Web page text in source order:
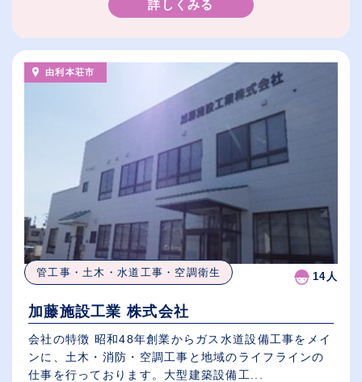
詳しくみる
由利本荘市
管工事・土木・水道工事・空調衛生 14人
加藤施設工業 株式会社
会社の特徴 昭和48年創業からガス水道設備工事をメイ
ンに、土木・消防・空調工事と地域のライフラインの
仕事を行っております。大型建築設備工...